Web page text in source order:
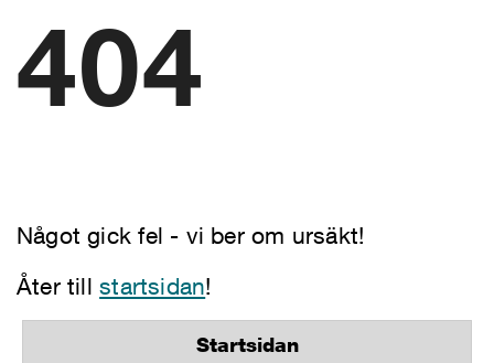
404
Något gick fel - vi ber om ursäkt!
Åter tillstartsidan!
Startsidan